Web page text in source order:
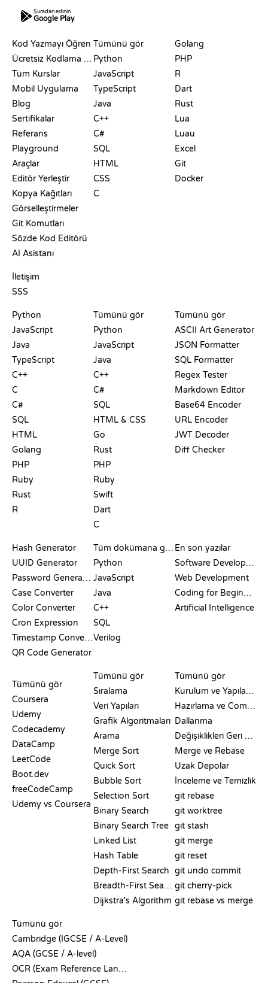
Şuradan edinin
Google Play
Kod Yazmayı Öğren
Ücretsiz Kodlama Siteleri
Tüm Kurslar
Mobil Uygulama
Blog
Sertifikalar
Referans
Playground
Araçlar
Editör Yerleştir
Kopya Kağıtları
Görselleştirmeler
Git Komutları
Sözde Kod Editörü
AI Asistanı
İletişim
SSS
Tümünü gör
Python
JavaScript
TypeScript
Java
C++
C#
SQL
HTML
CSS
C
Golang
PHP
R
Dart
Rust
Lua
Luau
Excel
Git
Docker
Python
JavaScript
Java
TypeScript
C++
C
C#
SQL
HTML
Golang
PHP
Ruby
Rust
R
Tümünü gör
Python
JavaScript
Java
C++
C#
SQL
HTML & CSS
Go
Rust
PHP
Ruby
Swift
Dart
C
Tümünü gör
ASCII Art Generator
JSON Formatter
SQL Formatter
Regex Tester
Markdown Editor
Base64 Encoder
URL Encoder
JWT Decoder
Diff Checker
Hash Generator
UUID Generator
Password Generator
Case Converter
Color Converter
Cron Expression
Timestamp Converter
QR Code Generator
Tüm dokümana göz at
Python
JavaScript
Java
C++
SQL
Verilog
En son yazılar
Software Development
Web Development
Coding for Beginners
Artificial Intelligence
KARŞILAŞTIRMALAR
Tümünü gör
Coursera
Udemy
Codecademy
DataCamp
LeetCode
Boot.dev
freeCodeCamp
Udemy vs Coursera
Tümünü gör
Sıralama
Veri Yapıları
Grafik Algoritmaları
Arama
Merge Sort
Quick Sort
Bubble Sort
Selection Sort
Binary Search
Binary Search Tree
Linked List
Hash Table
Depth-First Search
Breadth-First Search
Dijkstra's Algorithm
Tümünü gör
Kurulum ve Yapılandırma
Hazırlama ve Commit
Dallanma
Değişiklikleri Geri Alma
Merge ve Rebase
Uzak Depolar
İnceleme ve Temizlik
git rebase
git worktree
git stash
git merge
git reset
git undo commit
git cherry-pick
git rebase vs merge
Tümünü gör
Cambridge (IGCSE / A-Level)
AQA (GCSE / A-level)
OCR (Exam Reference Language)